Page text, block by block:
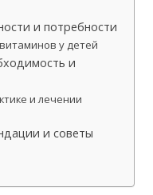
и потребности
у детей
и
и лечении
и советы